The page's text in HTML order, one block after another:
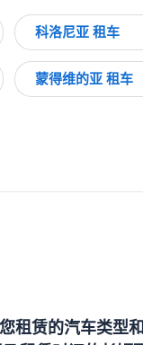
科洛尼亚 租车
蒙得维的亚 租车
租赁的汽车类